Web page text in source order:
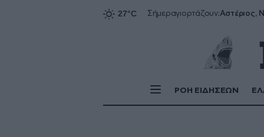
Σήμεραγιορτάζουν:Αστέριος,
ΡΟΗ ΕΙΔΗΣΕΩΝ